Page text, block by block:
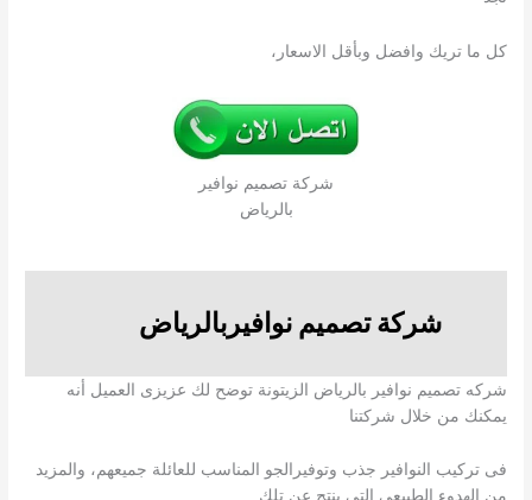
كل ما تريك وافضل وبأقل الاسعار،
شركة تصميم نوافير
بالرياض
شركة تصميم نوافيربالرياض
شركه تصميم نوافير بالرياض الزيتونة توضح لك عزيزى العميل أنه
يمكنك من خلال شركتنا
فى تركيب النوافير جذب وتوفيرالجو المناسب للعائلة جميعهم، والمزيد
من الهدوء الطبيعي التى ينتج عن تلك